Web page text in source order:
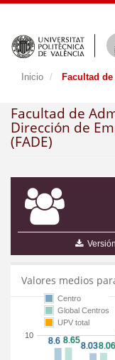
Inicio Facultad
Facultad de
Dirección de
(FADE)
Valores medios
10
Centro
Global Centros
UPV total